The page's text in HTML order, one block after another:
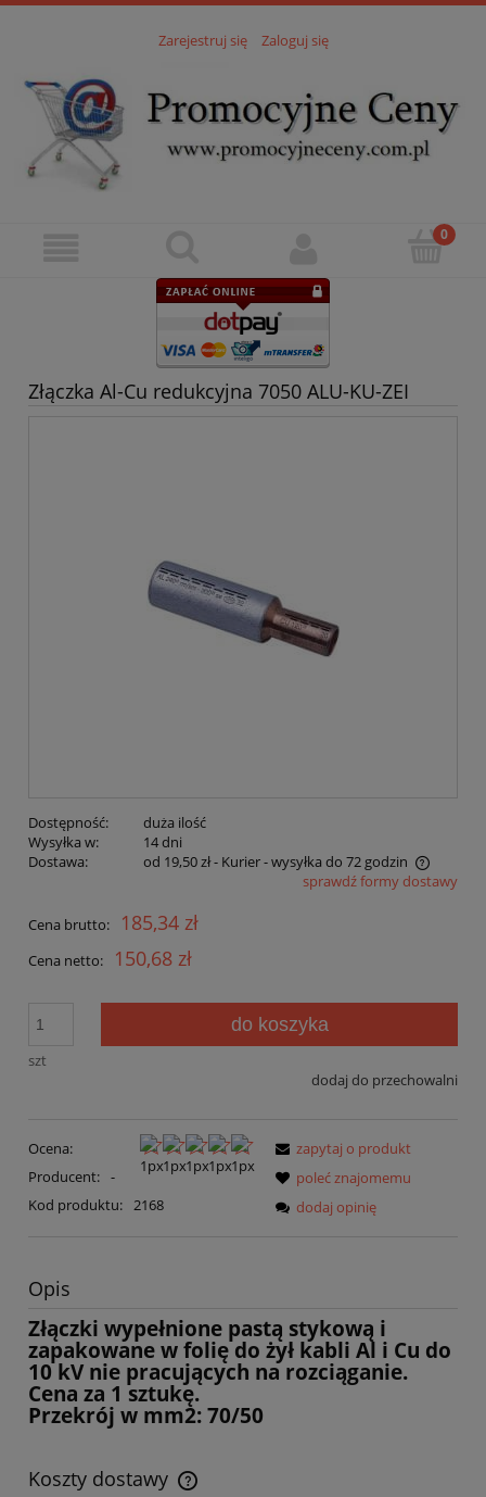
Zarejestruj się Zaloguj się
Złączka Al-Cu redukcyjna 7050 ALU-KU-ZEI
Dostępność:
duża ilość
Wysyłka w:
14 dni
Dostawa:
od 19,50 zł- Kurier - wysyłka do 72 godzin
Cena nie zawiera ewentualnych kosztów płatnościsprawdź formy dostawy
Cena brutto: 185,34 zł
Cena netto: 150,68 zł
szt
do koszyka
dodaj do przechowalni
Ocena:
Producent: -
Kod produktu: 2168
zapytaj o produkt
poleć znajomemu
dodaj opinię
Opis
Złączki wypełnione pastą stykową i
zapakowane w folię do żył kabli Al i Cu do
10 kV nie pracujących na rozciąganie.
Cena za 1 sztukę.
Przekrój w mm2: 70/50
Koszty dostawy
Cena nie zawiera ewentualnych kosztów płatności